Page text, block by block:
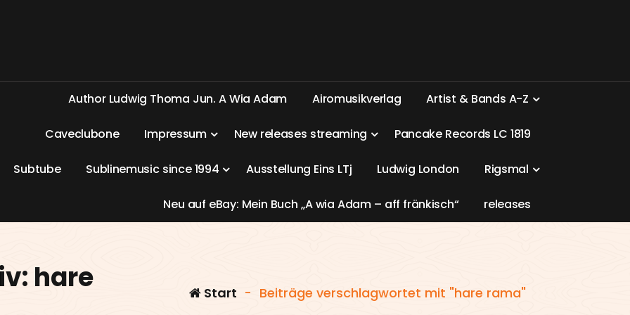
Author Ludwig Thoma Jun. AWia Adam Airomusikverlag Artist & Bands A-Z
Caveclubone Impressum New releases streaming Pancake Records LC 1819
Subtube Sublinemusic since1994 Ausstellung Eins LTj Ludwig London Rigsmal
Neu auf eBay: Mein Buch „Awia Adam – aff fränkisch“ releases
hare
Start - Beiträge verschlagwortet mit "hare rama"